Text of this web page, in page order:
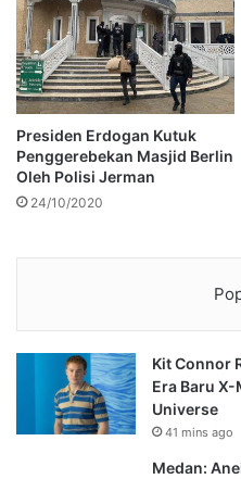
Presiden Erdogan Kutuk
Penggerebekan Masjid Berlin
Oleh Polisi Jerman
24/10/2020
Kit Connor
Era Baru
Universe
41 mins ago
Medan: